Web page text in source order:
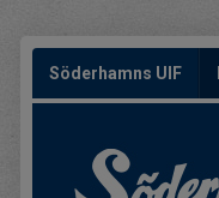
Söderhamns UIF